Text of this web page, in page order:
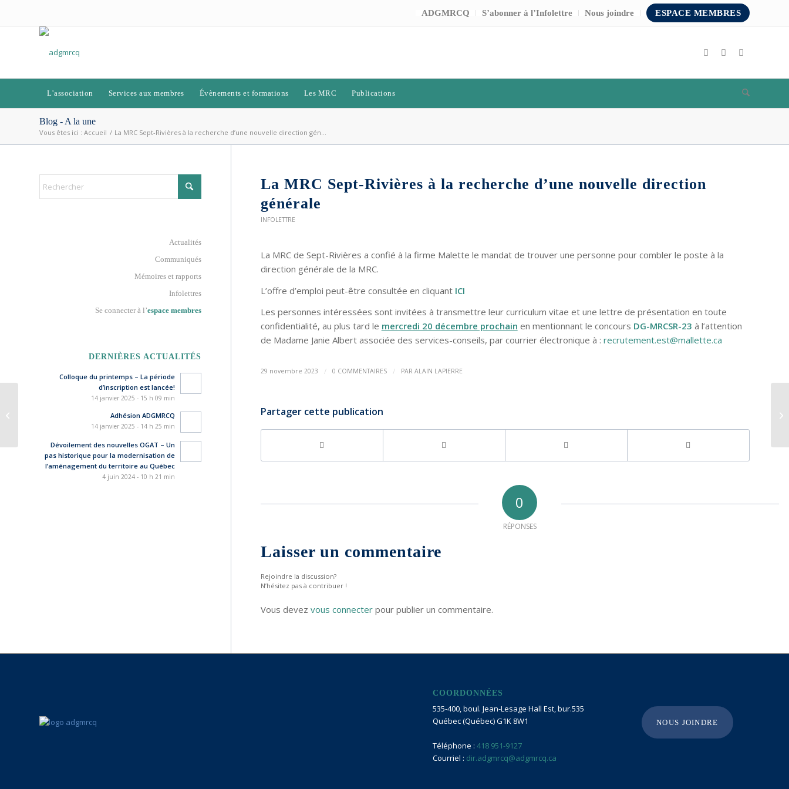
ADGMRCQ S’abonner à l’Infolettre Nous joindre ESPACE MEMBRES
L’association Services aux membres Évènements et formations Les MRC Publications
Blog - A la une
Vous êtes ici : Accueil / La MRC Sept-Rivières à la recherche d’une nouvelle direction gén...
La MRC Sept-Rivières à la recherche d’une nouvelle direction
générale
INFOLETTRE
La MRC de Sept-Rivières a confié à la firme Malette le mandat de trouver une personne pour combler le poste à la
direction générale de la MRC.
L’offre d’emploi peut-être consultée en cliquant ICI
Les personnes intéressées sont invitées à transmettre leur curriculum vitae et une lettre de présentation en toute
confidentialité, au plus tard le mercredi 20 décembre prochain en mentionnant le concours DG-MRCSR-23 à l’attention
de Madame Janie Albert associée des services-conseils, par courrier électronique à : recrutement.est@mallette.ca
29 novembre 2023 / 0 COMMENTAIRES / PAR ALAIN LAPIERRE
Partager cette publication
0
RÉPONSES
Laisser un commentaire
Rejoindre la discussion?
N’hésitez pas à contribuer !
Vous devez vous connecterpour publier un commentaire.
Actualités
Communiqués
Mémoires et rapports
Infolettres
Se connecter à l’espace membres
DERNIÈRES ACTUALITÉS
Colloque du printemps – La période
d’inscription est lancée!
14 janvier 2025 - 15 h 09 min
Adhésion ADGMRCQ
14 janvier 2025 - 14 h 25 min
Dévoilement des nouvelles OGAT – Un
pas historique pour la modernisation de
l’aménagement du territoire au Québec
4 juin 2024 - 10 h 21 min
COORDONNÉES
535-400, boul. Jean-Lesage Hall Est, bur.535
Québec (Québec) G1K 8W1
Téléphone : 418 951-9127
Courriel : dir.adgmrcq@adgmrcq.ca
NOUS JOINDRE
d’expertise industrielle de Montréal...